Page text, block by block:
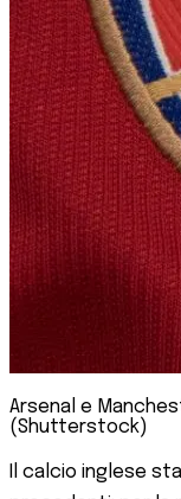
Arsenal e
(Shutterstock)
Il calcio inglese